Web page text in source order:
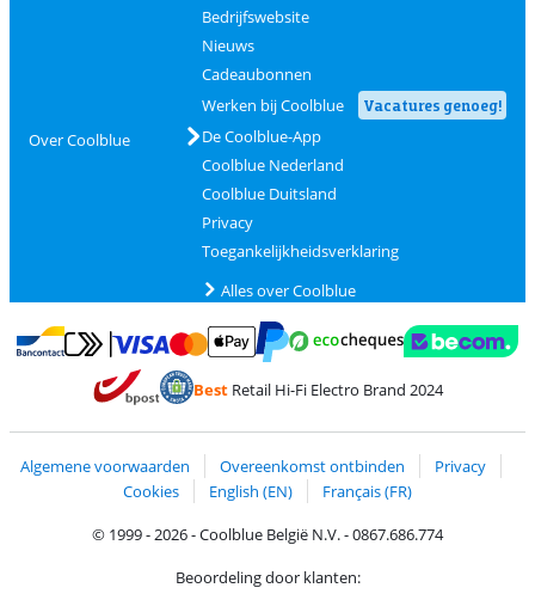
Over Coolblue
Bedrijfswebsite
Nieuws
Cadeaubonnen
Werken bij Coolblue
Vacatures genoeg!
De Coolblue-App
Coolblue Nederland
Coolblue Duitsland
Privacy
Toegankelijkheidsverklaring
Alles over Coolblue
Betalen met Bancontact
Betalen met MasterCard en Visa via ClickToPay
Betalen met PayPal
BestRetail Hi-Fi Electro Brand 2024
Algemene voorwaarden Overeenkomst ontbinden
Privacy
Cookies
English (EN)
Français (FR)
© 1999 - 2026 - Coolblue België N.V. - 0867.686.774
Beoordeling door klanten: